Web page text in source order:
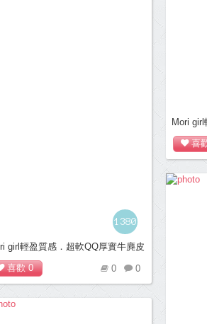
Mori
平底便
喜
1380
girl輕盈質感．超軟QQ厚實牛麂皮
便鞋＊桃紅
喜歡0 0
0